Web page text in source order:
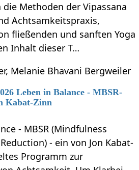
Methoden der Vipassana
Achtsamkeitspraxis,
fließenden und sanften Yoga
Inhalt dieser T…
Melanie Bhavani Bergweiler
Leben in Balance - MBSR-
Kabat-Zinn
- MBSR (Mindfulness
- ein von Jon Kabat-
Programm zur